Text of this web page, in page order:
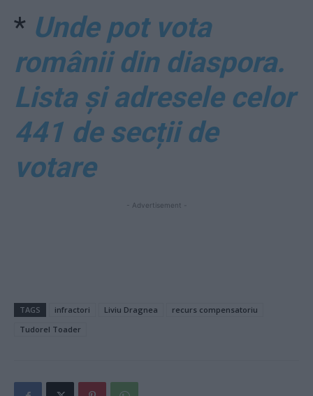
* Unde pot vota
românii din diaspora.
Lista și adresele celor
441 de secții de
votare
- Advertisement -
TAGS infractori Liviu Dragnea
recurs compensatoriu
Tudorel Toader